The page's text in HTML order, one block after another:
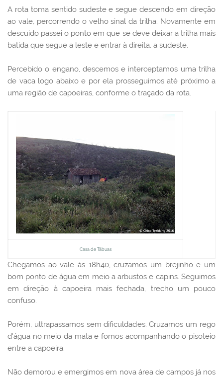
A rota toma sentido sudeste e segue descendo em direção
ao vale, percorrendo o velho sinal da trilha. Novamente em
descuido passei o ponto em que se deve deixar a trilha mais
batida que segue a leste e entrar à direita, a sudeste.
Percebido o engano, descemos e interceptamos uma trilha
de vaca logo abaixo e por ela prosseguimos até próximo a
uma região de capoeiras, conforme o traçado da rota.
Casa de Tábuas
Chegamos ao vale às 18h40, cruzamos um brejinho e um
bom ponto de água em meio a arbustos e capins. Seguimos
em direção à capoeira mais fechada, trecho um pouco
confuso.
Porém, ultrapassamos sem dificuldades. Cruzamos um rego
d'água no meio da mata e fomos acompanhando o pisoteio
entre a capoeira.
Não demorou e emergimos em nova área de campos já nos